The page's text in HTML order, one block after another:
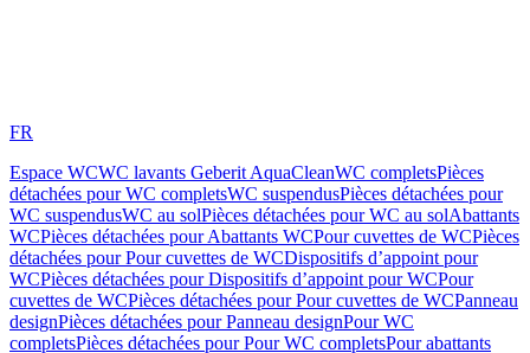
FR
Espace WCWC lavants Geberit AquaCleanWC completsPièces
détachées pour WC completsWC suspendusPièces détachées pour
WC suspendusWC au solPièces détachées pour WC au solAbattants
WCPièces détachées pour Abattants WCPour cuvettes de WCPièces
détachées pour Pour cuvettes de WCDispositifs d’appoint pour
WCPièces détachées pour Dispositifs d’appoint pour WCPour
cuvettes de WCPièces détachées pour Pour cuvettes de WCPanneau
designPièces détachées pour Panneau designPour WC
completsPièces détachées pour Pour WC completsPour abattants